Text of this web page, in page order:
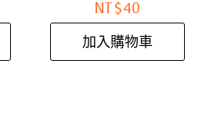
NT$40
加入購物車